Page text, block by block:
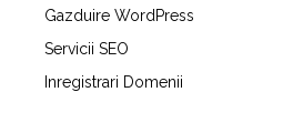
Gazduire WordPress
Servicii SEO
Inregistrari Domenii